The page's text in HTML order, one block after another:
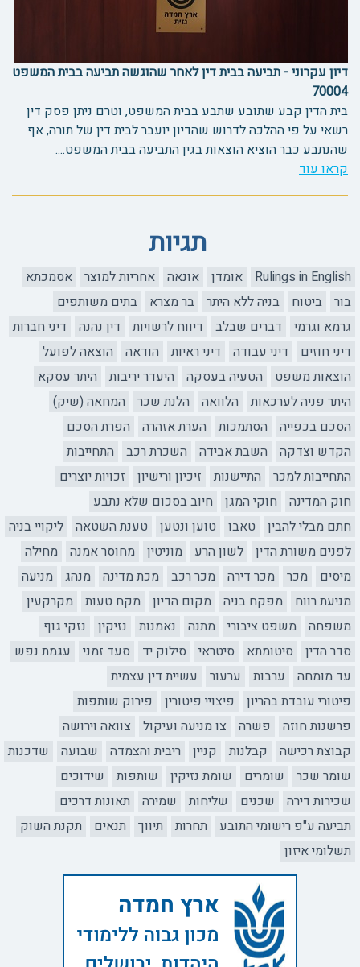
דיון עקרוני - תביעה בבית דין לאחר שהוגשה תביעה בבית המשפט
70004
בית הדין קבע שתובע שתבע בבית המשפט, וטרם ניתן פסק דין
רשאי על פי ההלכה לדרוש שהדיון יועבר לבית דין של תורה, אף
שהנתבע כבר הוציא הוצאות בגין התביעה בבית המשפט....
קראו עוד
תגיות
Rulings in English אומדן אונאה אחריות למוצר
אסמכתא
בור
ביטוח בניה ללא היתר בר מצרא
בתים משותפים
גרמא וגרמי
דברים שבלב דיווח לרשויות דין נהנה
דיני חברות
דיני חוזים
דיני עבודה דיני ראיות הודאה
הוצאה לפועל
הוצאות משפט
הטעיה בעסקה היעדר יריבות
היתר עסקא
היתר פניה לערכאות
הלוואה הלנת שכר
המחאה (שיק)
הסכם בכפייה
הסתמכות הערת אזהרה
הפרת הסכם
הקדש וצדקה
השבת אבידה השכרת רכב
התחייבות
התחייבות למכר
התיישנות זיכיון ורישיון
זכויות יוצרים
חוק המדינה
חוקי המגן
חיוב בסכום שלא נתבע
חתם מבלי להבין
טאבו טוען ונטען טענת השטאה
ליקויי בניה
לפנים משורת הדין
לשון הרע מוניטין מחוסר אמנה
מחילה
מיסים
מכר מכר דירה מכר רכב מכת מדינה מנהג
מניעה
מניעת רווח
מפקח בניה מקום הדיון מקח טעות
מקרקעין
משפחה
משפט ציבורי מתנה נאמנות נזיקין
נזקי גוף
סדר הדין
סיטומתא סיטראי סילוק יד סעד זמני
עגמת נפש
עד מומחה
ערבות ערעור
עשיית דין עצמית
פיטורי עובדת בהריון
פיצויי פיטורין
פירוק שותפות
פרשנות חוזה
פשרה צו מניעה ועיקול
צוואה וירושה
קבוצת רכישה
קבלנות קניין ריבית והצמדה שבועה
שדכנות
שומר שכר
שומרים שומת נזיקין שותפות
שידוכים
שכירות דירה
שכנים שליחות שמירה
תאונות דרכים
תביעה ע"פ רישומי התובע
תחרות תיווך תנאים
תקנת השוק
תשלומי איזון